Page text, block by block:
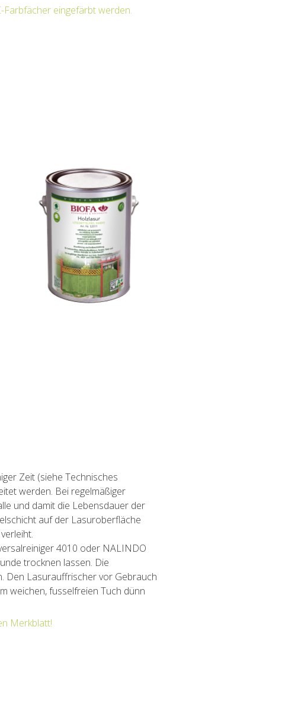
Farbfächer eingefärbt werden.
Zeit (siehe Technisches
werden. Bei regelmäßiger
und damit die Lebensdauer der
auf der Lasuroberfläche
4010 oder NALINDO
trocknen lassen. Die
Den Lasurauffrischer vor Gebrauch
weichen, fusselfreien Tuch dünn
Merkblatt!